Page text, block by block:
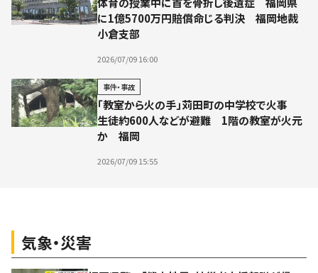
に1億5700万円賠償命じる判決 福岡地裁
小倉支部
2026/07/09 16:00
事件・事故
「教室から火の手」苅田町の中学校で火事
生徒約600人などが避難 1階の教室が火元
か 福岡
2026/07/09 15:55
気象・災害